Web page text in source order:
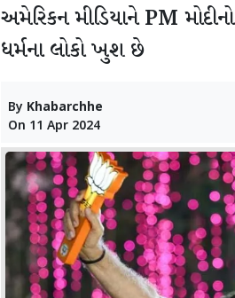
અમેરિકન મીડિયાને PM
ધર્મના લોકો ખુશ છે
By Khabarchhe
On 11 Apr 2024